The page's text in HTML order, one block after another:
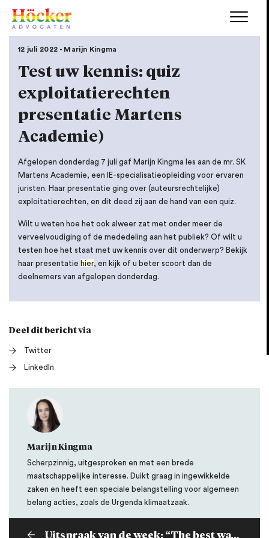
12 juli 2022 - Marijn Kingma
Test uw kennis: quiz
exploitatierechten
presentatie Martens
Academie)
Afgelopen donderdag 7 juli gaf Marijn Kingma les aan de mr. SK
Martens Academie, een IE-specialisatieopleiding voor ervaren
juristen. Haar presentatie ging over (auteursrechtelijke)
exploitatierechten, en dit deed zij aan de hand van een quiz.
Wilt u weten hoe het ook alweer zat met onder meer de
verveelvoudiging of de mededeling aan het publiek? Of wilt u
testen hoe het staat met uw kennis over dit onderwerp? Bekijk
haar presentatie hier, en kijk of u beter scoort dan de
deelnemers van afgelopen donderdag.
Deel dit bericht via
Twitter
LinkedIn
Marijn Kingma
Scherpzinnig, uitgesproken en met een brede
maatschappelijke interesse. Duikt graag in ingewikkelde
zaken en heeft een speciale belangstelling voor algemeen
belang acties, zoals de Urgenda klimaatzaak.
Uitspraak van de week: “The best way to find out if you can trust somebody is to trust them.”